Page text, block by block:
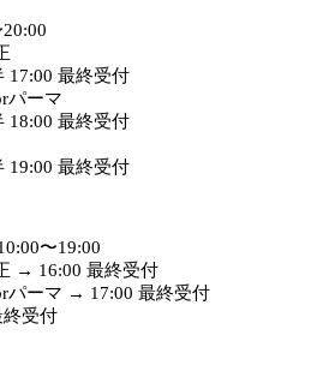
20:00
17:00 最終受付
パーマ
18:00 最終受付
19:00 最終受付
〜19:00
→ 16:00 最終受付
ーマ → 17:00 最終受付
受付